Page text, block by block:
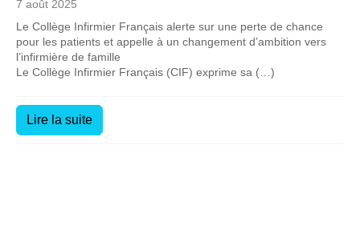
7 août 2025
Le Collège Infirmier Français alerte sur une perte de chance
pour les patients et appelle à un changement d’ambition vers
l’infirmière de famille
Le Collège Infirmier Français (CIF) exprime sa (…)
Lire la suite